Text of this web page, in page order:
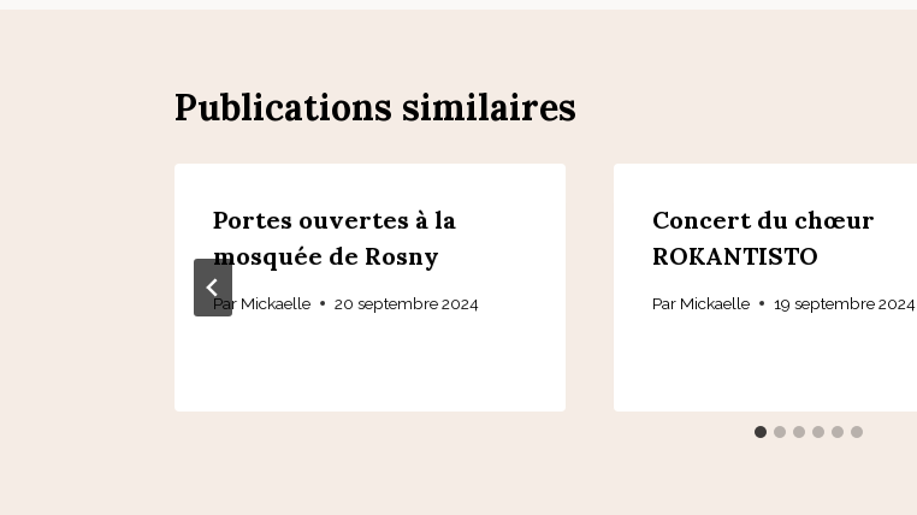
Publications similaires
Portes ouvertes à la
mosquée de Rosny
Par Mickaelle 20 septembre 2024
Concert du chœur
ROKANTISTO
Par Mickaelle 19 septembre 2024